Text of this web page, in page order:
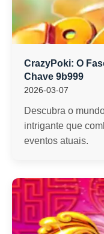
CrazyPoki: O
Chave 9b999
2026-03-07
Descubra o
intrigante que
eventos atuais.